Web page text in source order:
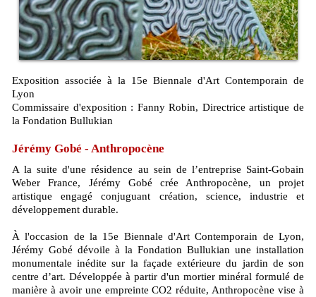
Exposition associée à la 15e Biennale d'Art Contemporain de
Lyon
Commissaire d'exposition : Fanny Robin, Directrice artistique de
la Fondation Bullukian
Jérémy Gobé - Anthropocène
A la suite d'une résidence au sein de l’entreprise Saint‑Gobain
Weber France, Jérémy Gobé crée Anthropocène, un projet
artistique engagé conjuguant création, science, industrie et
développement durable.
À l'occasion de la 15e Biennale d'Art Contemporain de Lyon,
Jérémy Gobé dévoile à la Fondation Bullukian une installation
monumentale inédite sur la façade extérieure du jardin de son
centre d’art. Développée à partir d'un mortier minéral formulé de
manière à avoir une empreinte CO2 réduite, Anthropocène vise à